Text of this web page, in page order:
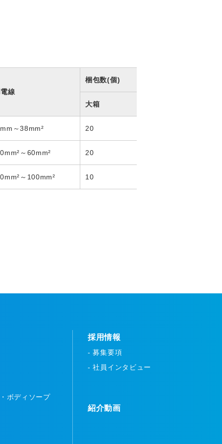
線
梱包数(個)
大箱
～38mm² 20
～60mm² 20
～100mm² 10
ボディソープ
採用情報
- 募集要項
- 社員インタビュー
紹介動画